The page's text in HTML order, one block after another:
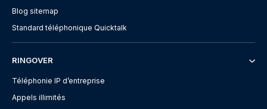
Blog sitemap
Standard téléphonique Quicktalk
RINGOVER
Téléphonie IP d’entreprise
Appels illimités